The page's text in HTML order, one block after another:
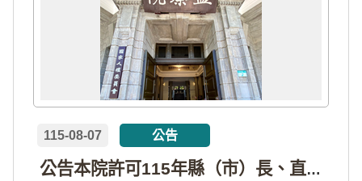
公告本院許可115年縣（市）長、直轄市議員、縣（市）議員擬參選人開立政治獻金專戶共計4戶。各專戶得收受政治獻金期間為自專戶許可設立日起至115年11月27日止，專戶名冊詳如附件。
115-08-07 公告